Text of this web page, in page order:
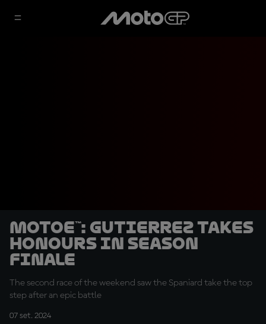
MotoE™: Gutierrez takes
honours in season
finale
The second race of the weekend saw the Spaniard take the top
step after an epic battle
07 set. 2024